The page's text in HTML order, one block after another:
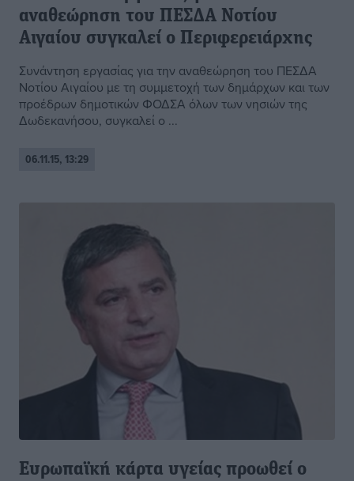
αναθεώρηση του ΠΕΣΔΑ Νοτίου
Αιγαίου συγκαλεί ο Περιφερειάρχης
Συνάντηση εργασίας για την αναθεώρηση του ΠΕΣΔΑ
Νοτίου Αιγαίου με τη συμμετοχή των δημάρχων και των
προέδρων δημοτικών ΦΟΔΣΑ όλων των νησιών της
Δωδεκανήσου, συγκαλεί ο ...
06.11.15, 13:29
Ευρωπαϊκή κάρτα υγείας προωθεί ο